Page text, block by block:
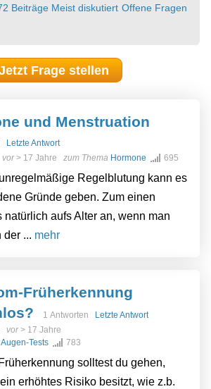
Beiträge Meist diskutiert Offene Fragen
Frage stellen
und Menstruation
Letzte Antwort
vor> 17 Jahre zum Thema Hormone 695
Regelblutung kann es
Gründe geben. Zum einen
natürlich aufs Alter an, wenn man
der ... mehr
Früherkennung
1 Antworten
Letzte Antwort
vor> 17 Jahre
Augen-Tests 783
solltest du gehen,
erhöhtes Risiko besitzt, wie z.b.